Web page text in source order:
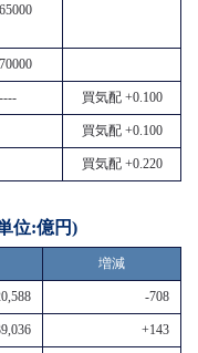
買気配 +0.100
買気配 +0.100
買気配 +0.220
位:億円)
増減
-708
+143